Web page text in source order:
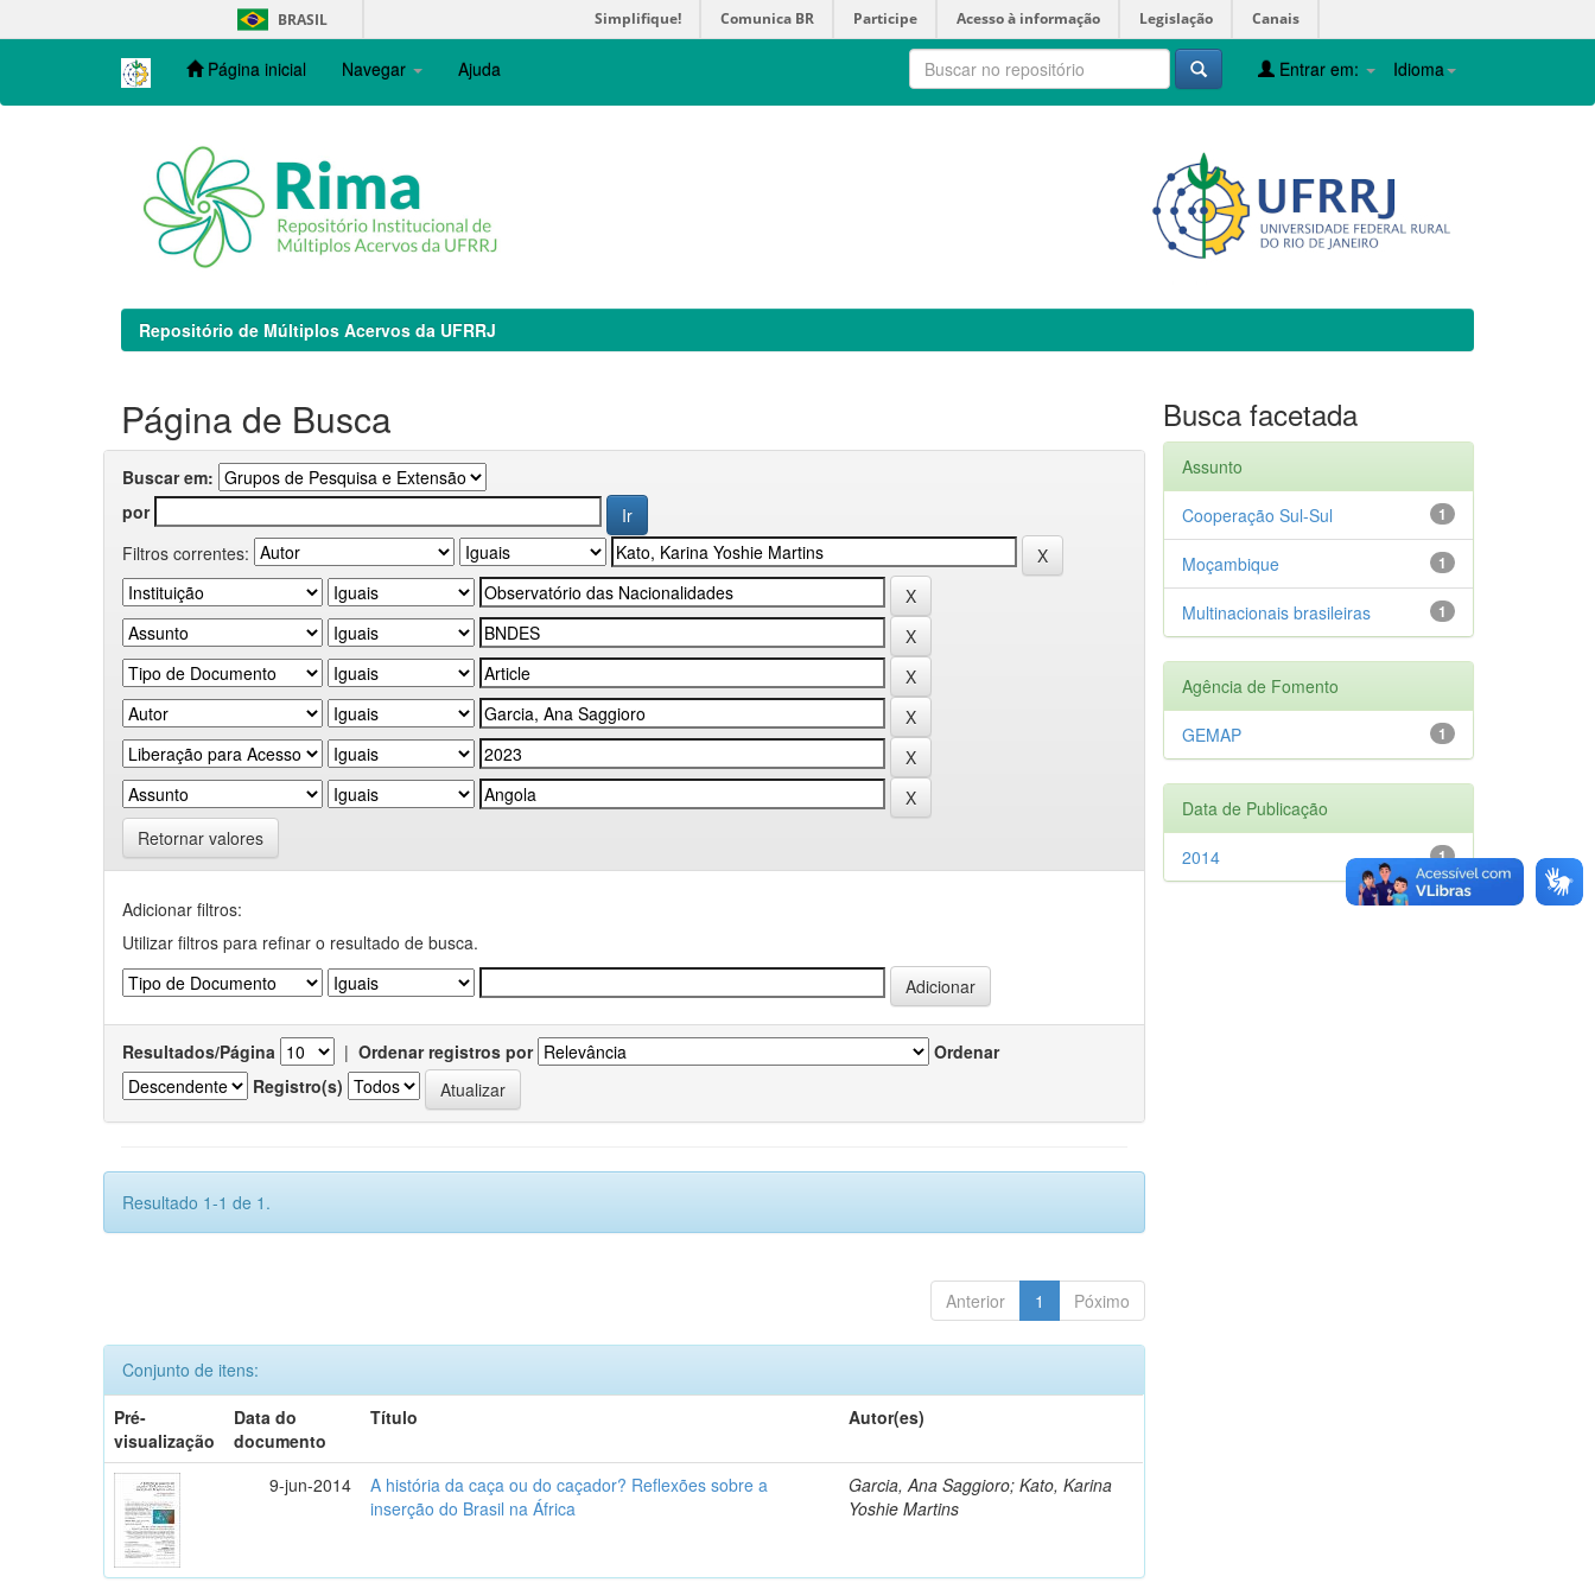
navigation
BRASIL Simplifique! Comunica BR Participe Acesso à informação Legislação Canais
Página inicial Navegar Ajuda Idioma
Entrar em:
Repositório de Múltiplos Acervos da UFRRJ
Página de Busca
Buscar em:
por
Filtros correntes:
Retornar valores
Adicionar filtros:
Utilizar filtros para refinar o resultado de busca.
Resultados/Página | Ordenar registros por
Ordenar
Registro(s)
Resultado 1-1 de 1.
Anterior 1 Póximo
Conjunto de itens:
Pré-
visualização
Data do
documento
Título Autor(es)
9-jun-2014
A história da caça ou do caçador? Reflexões sobre a
inserção do Brasil na África
Garcia, Ana Saggioro; Kato, Karina
Yoshie Martins
Busca facetada
Assunto
1
Cooperação Sul-Sul
1
Moçambique
1
Multinacionais brasileiras
Agência de Fomento
1
GEMAP
Data de Publicação
1
2014